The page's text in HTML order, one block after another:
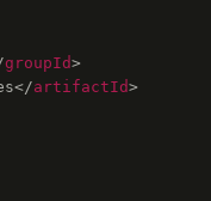
groupId>
</artifactId>